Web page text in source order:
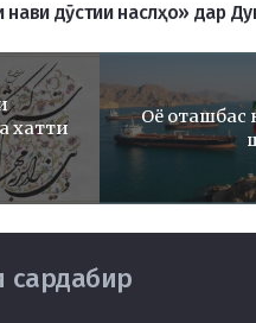
дӯстии наслҳо» дар
хатти
Оё оташбас
сардабир